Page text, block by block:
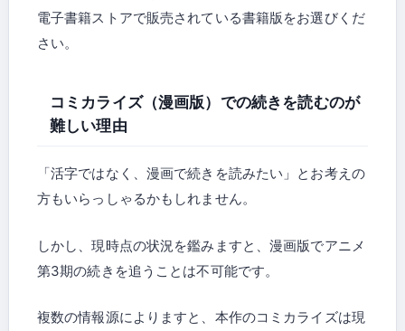
電子書籍ストアで販売されている書籍版をお選びくだ
さい。
コミカライズ（漫画版）での続きを読むのが
難しい理由
「活字ではなく、漫画で続きを読みたい」とお考えの
方もいらっしゃるかもしれません。
しかし、現時点の状況を鑑みますと、漫画版でアニメ
第3期の続きを追うことは不可能です。
複数の情報源によりますと、本作のコミカライズは現